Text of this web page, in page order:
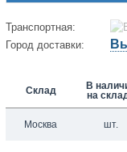
Транспортная:
Город доставки:
Склад
В
на
Москва шт.